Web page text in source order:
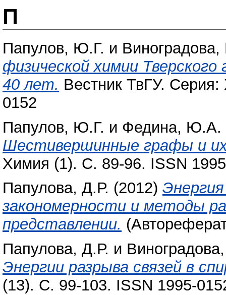
П
Папулов, Ю.Г. и
физической химии
40 лет. Вестник ТвГУ.
0152
Папулов, Ю.Г. и Федина, Ю.А.
Шестивершинные графы и
Химия (1). С. 89-96. ISSN
Папулова, Д.Р. (2012)
закономерности и методы
представлении.
Папулова, Д.Р. и
Энергии разрыва связей в
(13). С. 99-103. ISSN 1995-